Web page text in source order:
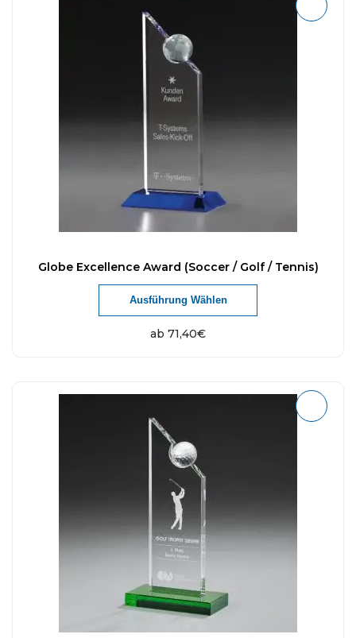
Globe Excellence Award (Soccer / Golf / Tennis)
ab 71,40€
Ausführung Wählen